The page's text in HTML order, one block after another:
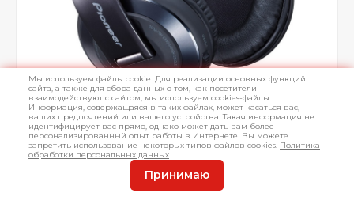
Мы используем файлы cookie. Для реализации основных функций
сайта, а также для сбора данных о том, как посетители
взаимодействуют с сайтом, мы используем cookies-файлы.
Информация, содержащаяся в таких файлах, может касаться вас,
ваших предпочтений или вашего устройства. Такая информация не
идентифицирует вас прямо, однако может дать вам более
персонализированный опыт работы в Интернете. Вы можете
запретить использование некоторых типов файлов cookies. Политика
обработки персональных данных
Принимаю